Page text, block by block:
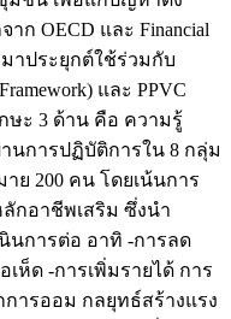
ก OECD และ Financial
าประยุกต์ใช้ร่วมกับ
และ PPVC
กษะ 3 ด้าน คือ ความรู้
นการปฏิบัติการใน 8 กลุ่ม
ย 200 คน โดยเน้นการ
กอาชีพเสริม ซึ่งนำ
นินการต่อ อาทิ -การลด
ห็ด -การเพิ่มรายได้ การ
การออม กลยุทธ์สร้างแรง